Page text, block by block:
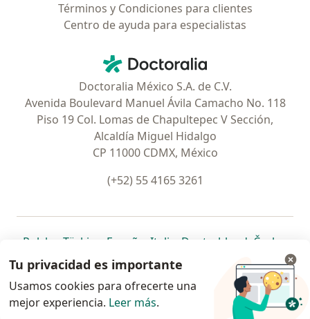
Términos y Condiciones para clientes
Centro de ayuda para especialistas
Doctoralia - Página de inicio
Doctoralia México S.A. de C.V.
Avenida Boulevard Manuel Ávila Camacho No. 118
Piso 19 Col. Lomas de Chapultepec V Sección,
Alcaldía Miguel Hidalgo
CP 11000 CDMX, México
(+52) 55 4165 3261
Polska se abre en una nueva pestaña
Türkiye se abre en una nueva pestaña
España se abre en una nueva pestaña
Italia se abre en una nueva
Deutschlandse abre en
Česko
Portugal
se abre en una nueva pestaña
México se abre en una nueva pestaña
Chile se abre en una nueva pestaña
Brasil se abre en una nueva
se abre en
se
se abre en una nueva
www.doctoralia.com.mx © 2026 - Encuentra tu
Tu privacidad es importante
Usamos cookies para ofrecerte una
mejor experiencia. Leer más.